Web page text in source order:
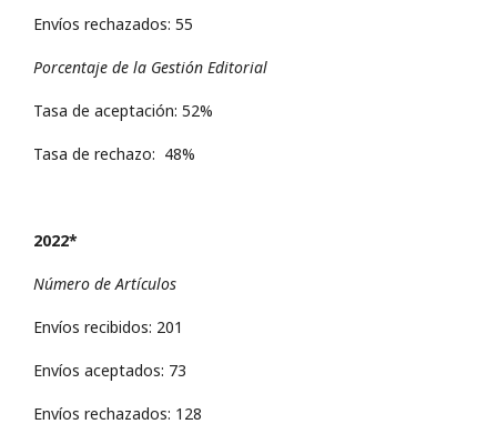
Envíos rechazados: 55
Porcentaje de la Gestión Editorial
Tasa de aceptación: 52%
Tasa de rechazo: 48%
2022*
Número de Artículos
Envíos recibidos: 201
Envíos aceptados: 73
Envíos rechazados: 128